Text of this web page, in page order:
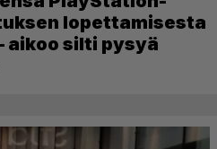
lopettamisesta
aikoo silti pysyä